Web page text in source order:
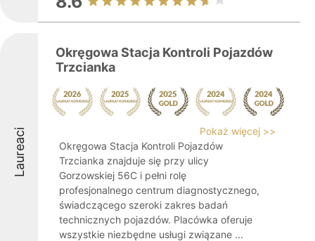
Laureaci
Okręgowa Stacja Kontroli Pojazdów
Trzcianka
Pokaż więcej >>
Okręgowa Stacja Kontroli Pojazdów
Trzcianka znajduje się przy ulicy
Gorzowskiej 56C i pełni rolę
profesjonalnego centrum diagnostycznego,
świadczącego szeroki zakres badań
technicznych pojazdów. Placówka oferuje
wszystkie niezbędne usługi związane ...